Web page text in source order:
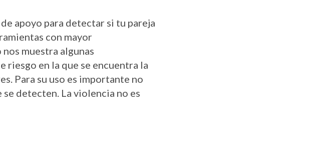
apoyo para detectar si tu pareja
con mayor
muestra algunas
riesgo en la que se encuentra la
Para su uso es importante no
detecten. La violencia no es